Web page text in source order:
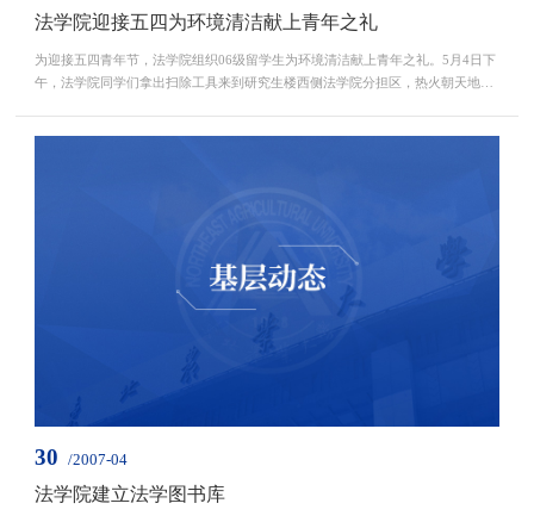
法学院迎接五四为环境清洁献上青年之礼
为迎接五四青年节，法学院组织06级留学生为环境清洁献上青年之礼。5月4日下
午，法学院同学们拿出扫除工具来到研究生楼西侧法学院分担区，热火朝天地打
30 /2007-04
法学院建立法学图书库